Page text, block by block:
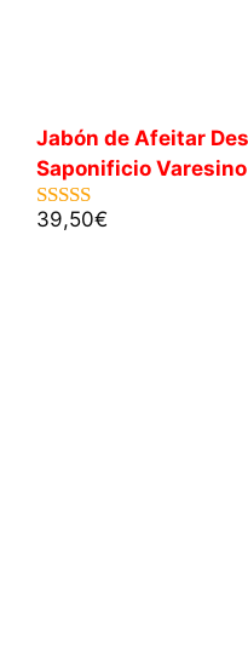
Jabón de Afeitar
Saponificio
5.00de 5
39,50€